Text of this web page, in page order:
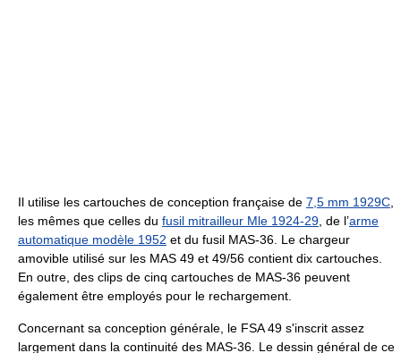
Il utilise les cartouches de conception française de 7,5 mm 1929C
les mêmes que celles du fusil mitrailleur Mle 1924-29 , de l’arme
automatique modèle 1952 et du fusil MAS-36. Le chargeur
amovible utilisé sur les MAS 49 et 49/56 contient dix cartouches.
En outre, des clips de cinq cartouches de MAS-36 peuvent
également être employés pour le rechargement.
Concernant sa conception générale, le FSA 49 s'inscrit assez
largement dans la continuité des MAS-36. Le dessin général de ce